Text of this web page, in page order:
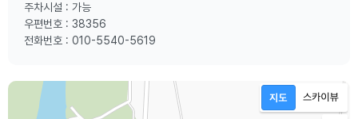
주차시설 : 가능
우편번호 : 38356
전화번호 : 010-5540-5619